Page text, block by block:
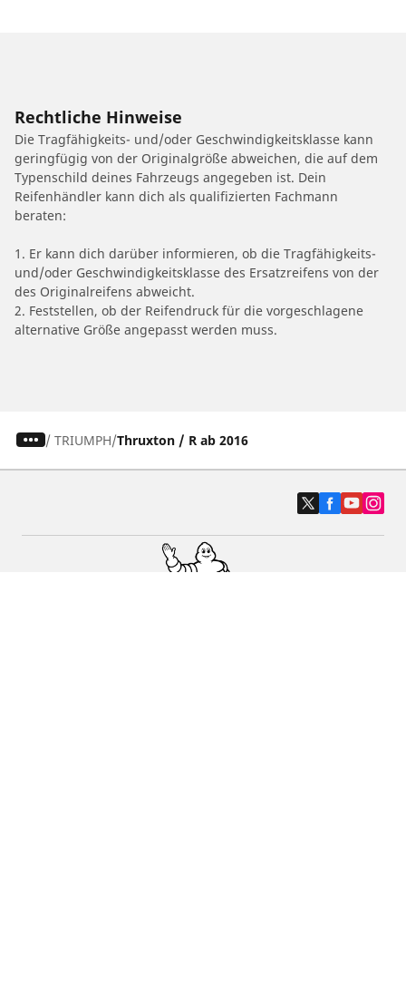
Rechtliche Hinweise
Die Tragfähigkeits- und/oder Geschwindigkeitsklasse kann
geringfügig von der Originalgröße abweichen, die auf dem
Typenschild deines Fahrzeugs angegeben ist. Dein
Reifenhändler kann dich als qualifizierten Fachmann
beraten:
1. Er kann dich darüber informieren, ob die Tragfähigkeits-
und/oder Geschwindigkeitsklasse des Ersatzreifens von der
des Originalreifens abweicht.
2. Feststellen, ob der Reifendruck für die vorgeschlagene
alternative Größe angepasst werden muss.
/ TRIUMPH Thruxton / R ab 2016